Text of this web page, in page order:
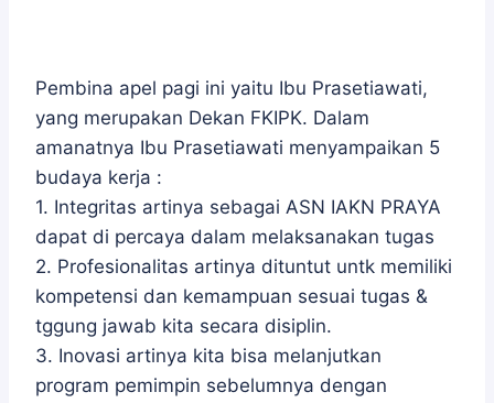
Pembina apel pagi ini yaitu Ibu Prasetiawati,
yang merupakan Dekan FKIPK. Dalam
amanatnya Ibu Prasetiawati menyampaikan 5
budaya kerja :
1. Integritas artinya sebagai ASN IAKN PRAYA
dapat di percaya dalam melaksanakan tugas
2. Profesionalitas artinya dituntut untk memiliki
kompetensi dan kemampuan sesuai tugas &
tggung jawab kita secara disiplin.
3. Inovasi artinya kita bisa melanjutkan
program pemimpin sebelumnya dengan